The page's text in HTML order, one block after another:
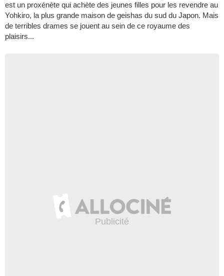
est un proxénète qui achète des jeunes filles pour les revendre au
Yohkiro, la plus grande maison de geishas du sud du Japon. Mais
de terribles drames se jouent au sein de ce royaume des
plaisirs...